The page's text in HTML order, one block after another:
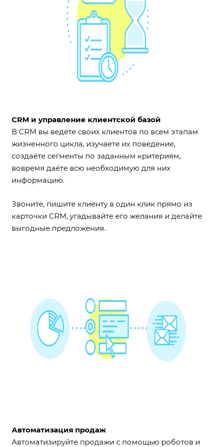
CRM и управление клиентской базой
В CRM вы ведёте своих клиентов по всем этапам
жизненного цикла, изучаете их поведение,
создаёте сегменты по заданным критериям,
вовремя даёте всю необходимую для них
информацию.
Звоните, пишите клиенту в один клик прямо из
карточки CRM, угадывайте его желания и делайте
выгодные предложения.
Автоматизация продаж
Автоматизируйте продажи с помощью роботов и